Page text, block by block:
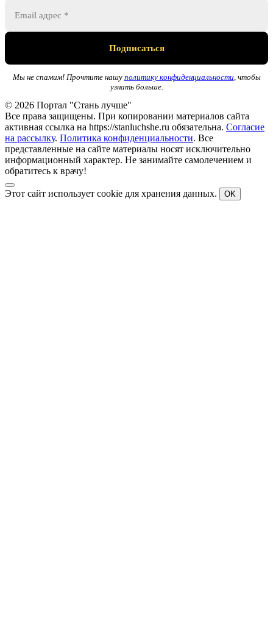
Мы не спамим! Прочтите нашу политику конфиденциальности , чтобы
узнать больше.
© 2026 Портал "Стань лучше"
Все права защищены. При копировании материалов сайта
активная ссылка на https://stanluchshe.ru обязательна. Согласие
на рассылку. Политика конфиденциальности. Все
представленные на сайте материалы носят исключительно
информационный характер. Не занимайте самолечением и
обратитесь к врачу!
Этот сайт использует cookie для хранения данных. OK